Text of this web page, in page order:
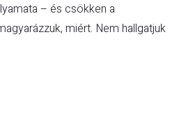
– és csökken a
miért. Nem hallgatjuk